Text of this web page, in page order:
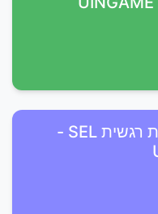
פתרון בעיות ולמידה חברתית רגשית SEL -